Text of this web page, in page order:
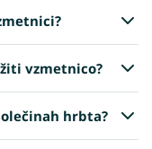
vzmetnico?
hrbta?